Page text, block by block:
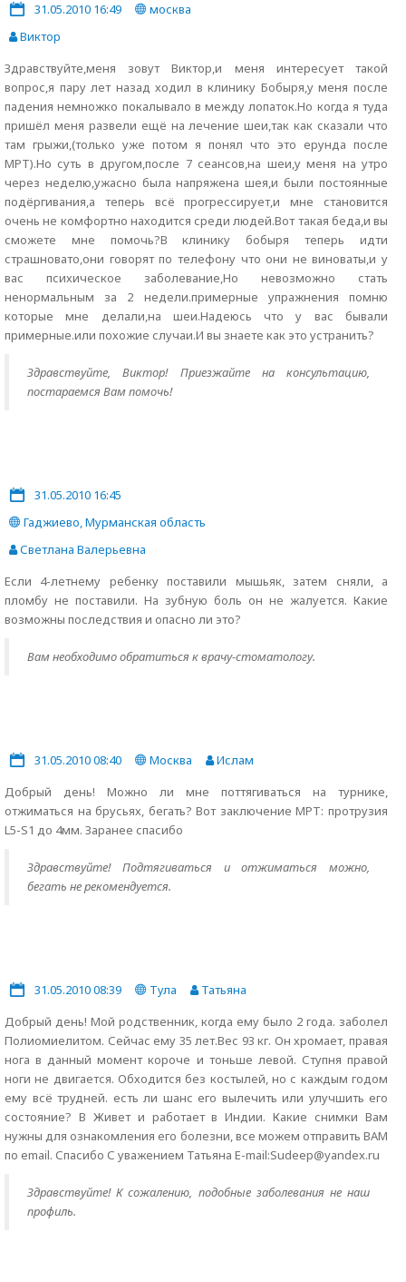
31.05.2010 16:49
москва
Виктор
Здравствуйте,меня зовут Виктор,и меня интересует такой
вопрос,я пару лет назад ходил в клинику Бобыря,у меня после
падения немножко покалывало в между лопаток.Но когда я туда
пришёл меня развели ещё на лечение шеи,так как сказали что
там грыжи,(только уже потом я понял что это ерунда после
МРТ).Но суть в другом,после 7 сеансов,на шеи,у меня на утро
через неделю,ужасно была напряжена шея,и были постоянные
подёргивания,а теперь всё прогрессирует,и мне становится
очень не комфортно находится среди людей.Вот такая беда,и вы
сможете мне помочь?В клинику бобыря теперь идти
страшновато,они говорят по телефону что они не виноваты,и у
вас психическое заболевание,Но невозможно стать
ненормальным за 2 недели.примерные упражнения помню
которые мне делали,на шеи.Надеюсь что у вас бывали
примерные.или похожие случаи.И вы знаете как это устранить?
Здравствуйте, Виктор! Приезжайте на консультацию,
постараемся Вам помочь!
31.05.2010 16:45
Гаджиево, Мурманская область
Светлана Валерьевна
Если 4-летнему ребенку поставили мышьяк, затем сняли, а
пломбу не поставили. На зубную боль он не жалуется. Какие
возможны последствия и опасно ли это?
Вам необходимо обратиться к врачу-стоматологу.
31.05.2010 08:40 Москва
Ислам
Добрый день! Можно ли мне поттягиваться на турнике,
отжиматься на брусьях, бегать? Вот заключение МРТ: протрузия
L5-S1 до 4мм. Заранее спасибо
Здравствуйте! Подтягиваться и отжиматься можно,
бегать не рекомендуется.
31.05.2010 08:39 Тула
Татьяна
Добрый день! Мой родственник, когда ему было 2 года. заболел
Полиомиелитом. Сейчас ему 35 лет.Вес 93 кг. Он хромает, правая
нога в данный момент короче и тоньше левой. Ступня правой
ноги не двигается. Обходится без костылей, но с каждым годом
ему всё трудней. есть ли шанс его вылечить или улучшить его
состояние? В Живет и работает в Индии. Какие снимки Вам
нужны для ознакомления его болезни, все можем отправить ВАМ
по email. Спасибо С уважением Татьяна E-mail:Sudeep@yandex.ru
Здравствуйте! К сожалению, подобные заболевания не наш
профиль.